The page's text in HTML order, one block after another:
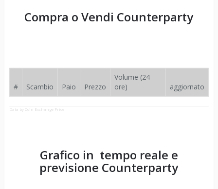
Compra o Vendi Counterparty
# Scambio Paio Prezzo
Volume (24
ore)
aggiornato
Data by Coin Exchange Price
Grafico in tempo reale e
previsione Counterparty